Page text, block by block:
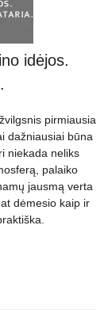
idėjos.
pirmiausia
dažniausiai būna
niekada neliks
palaiko
jausmą verta
dėmesio kaip ir